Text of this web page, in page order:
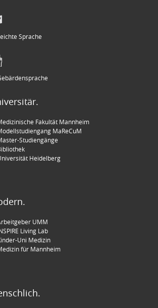
Sprache
Fakultät Mannheim
MaReCuM
Studiengänge
Heidelberg
UMM
Living Lab
Uni Medizin
für Mannheim